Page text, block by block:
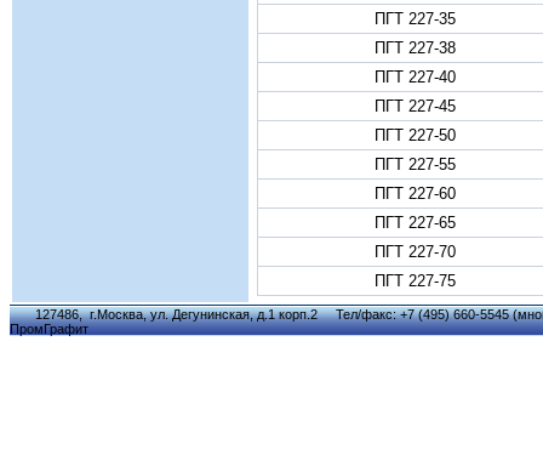
ПГТ 227-35
ПГТ 227-38
ПГТ 227-40
ПГТ 227-45
ПГТ 227-50
ПГТ 227-55
ПГТ 227-60
ПГТ 227-65
ПГТ 227-70
ПГТ 227-75
127486, г.Москва, ул. Дегунинская, д.1 корп.2 Тел/факс: +7 (495) 660-5545
ПромГрафит